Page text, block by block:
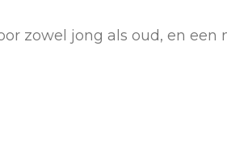
zowel jong als oud, en een